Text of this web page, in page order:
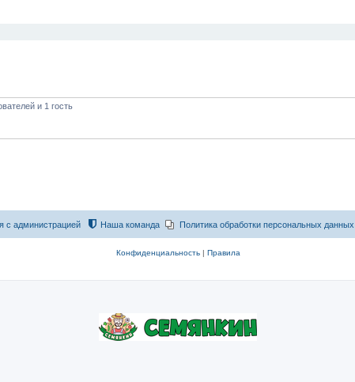
и 1 гость
Политика обработки персональных данных
Наша команда
с администрацией
Конфиденциальность| Правила